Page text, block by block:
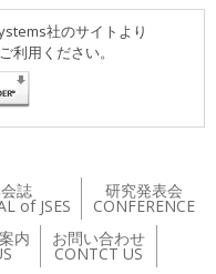
社のサイトより
利用ください。
誌
of JSES
研究発表会
CONFERENCE
内 お問い合わせ
CONTCT US